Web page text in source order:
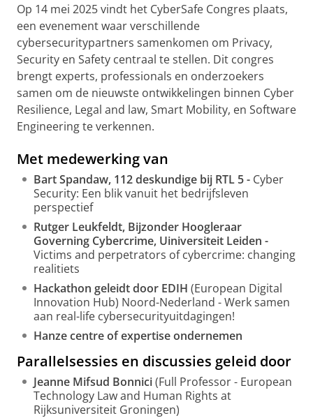
Op 14 mei 2025 vindt het CyberSafe Congres plaats,
een evenement waar verschillende
cybersecuritypartners samenkomen om Privacy,
Security en Safety centraal te stellen. Dit congres
brengt experts, professionals en onderzoekers
samen om de nieuwste ontwikkelingen binnen Cyber
Resilience, Legal and law, Smart Mobility, en Software
Engineering te verkennen.
Met medewerking van
Bart Spandaw, 112 deskundige bij RTL 5 - Cyber
Security: Een blik vanuit het bedrijfsleven
perspectief
Rutger Leukfeldt, Bijzonder Hoogleraar
Governing Cybercrime, Uiniversiteit Leiden -
Victims and perpetrators of cybercrime: changing
realitiets
Hackathon geleidt door EDIH (European Digital
Innovation Hub) Noord-Nederland - Werk samen
aan real-life cybersecurityuitdagingen!
Hanze centre of expertise ondernemen
Parallelsessies en discussies geleid door
Jeanne Mifsud Bonnici(Full Professor - European
Technology Law and Human Rights at
Rijksuniversiteit Groningen)